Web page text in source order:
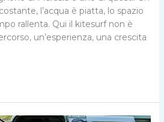
l’acqua è piatta, lo spazio
rallenta. Qui il kitesurf non è
un’esperienza, una crescita